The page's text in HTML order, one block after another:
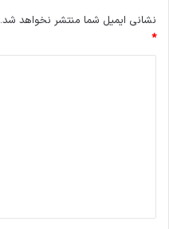
نشانی ایمیل شما منتشر نخواهد شد.
*